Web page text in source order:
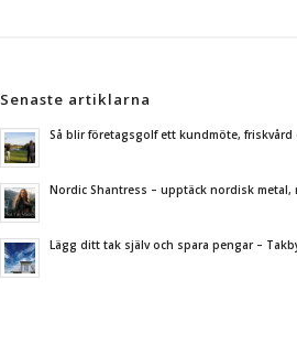
Senaste artiklarna
Så blir företagsgolf ett kundmöte, friskvård
Nordic Shantress – upptäck nordisk
Lägg ditt tak själv och spara pengar –